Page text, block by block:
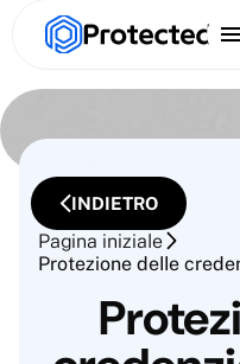
Pagina iniziale
Protezione delle
INDIETRO